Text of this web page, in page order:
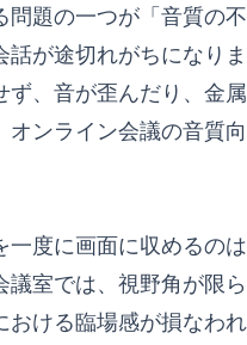
題の一つが「音質の
が途切れがちになり
、音が歪んだり、金
ンライン会議の音質
度に画面に収めるの
室では、視野角が限
ける臨場感が損なわ